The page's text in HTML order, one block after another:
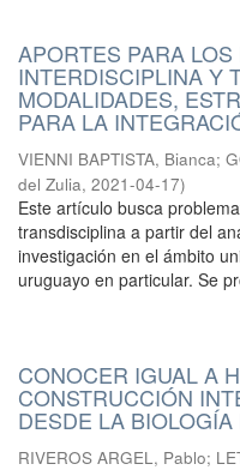
APORTES PARA
INTERDISCIPLINA Y
MODALIDADES,
PARA LA
VIENNI BAPTISTA, Bianca;
del Zulia, 2021-04-17)
Este artículo busca
transdisciplina a partir del
investigación en el ámbito
uruguayo en particular. Se
CONOCER IGUAL A
CONSTRUCCIÓN
DESDE LA
RIVEROS ARGEL, Pablo;